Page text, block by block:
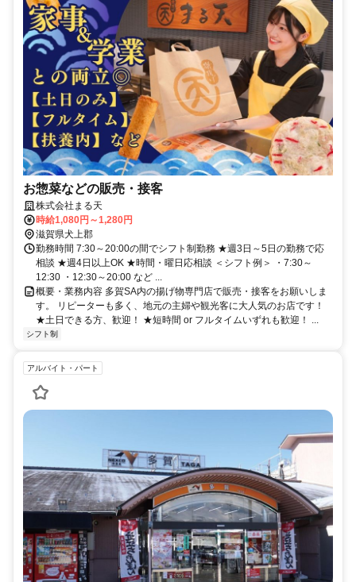
お惣菜などの販売・接客
株式会社まる天
時給1,080円～1,280円
滋賀県犬上郡
勤務時間 7:30～20:00の間でシフト制勤務 ★週3日～5日の勤務で応
相談 ★週4日以上OK ★時間・曜日応相談 ＜シフト例＞ ・7:30～
12:30 ・12:30～20:00 など ...
概要・業務内容 多賀SA内の揚げ物専門店で販売・接客をお願いしま
す。 リピーターも多く、地元の主婦や観光客に大人気のお店です！
★土日できる方、歓迎！ ★短時間 or フルタイムいずれも歓迎！ ...
シフト制
アルバイト・パート